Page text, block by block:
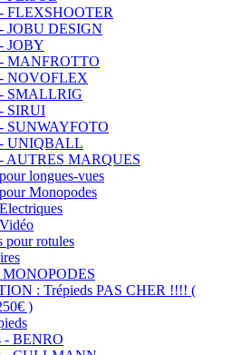
FLEXSHOOTER
JOBU DESIGN
JOBY
MANFROTTO
NOVOFLEX
SMALLRIG
SIRUI
SUNWAYFOTO
- UNIQBALL
AUTRES MARQUES
longues-vues
Monopodes
pour rotules
: Trépieds PAS CHER !!!! (
)
- BENRO